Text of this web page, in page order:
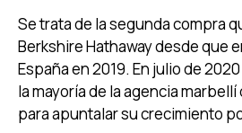
Se trata de la segunda compra
Berkshire Hathaway desde que
España en 2019. En julio de
la mayoría de la agencia
para apuntalar su crecimiento